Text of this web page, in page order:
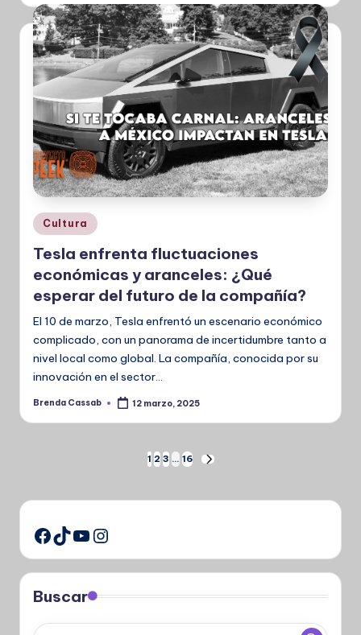
Publicado
en
Cultura
Tesla enfrenta fluctuaciones
económicas y aranceles: ¿Qué
esperar del futuro de la compañía?
El 10 de marzo, Tesla enfrentó un escenario económico
complicado, con un panorama de incertidumbre tanto a
nivel local como global. La compañía, conocida por su
innovación en el sector…
Publicado
Brenda Cassab 12 marzo, 2025
Paginación
de
entradas
1 2 3 … 16
SIGUIENTE
Facebook
TikTok
YouTube
Instagram
Buscar